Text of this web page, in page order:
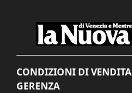
CONDIZIONI DI VENDITA
GERENZA